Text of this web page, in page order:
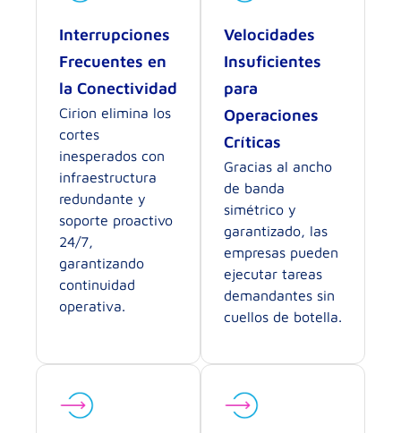
Interrupciones
Frecuentes en
la Conectividad
Cirion elimina los
cortes
inesperados con
infraestructura
redundante y
soporte proactivo
24/7,
garantizando
continuidad
operativa.
Velocidades
Insuficientes
para
Operaciones
Críticas
Gracias al ancho
de banda
simétrico y
garantizado, las
empresas pueden
ejecutar tareas
demandantes sin
cuellos de botella.